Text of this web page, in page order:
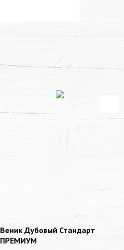
Веник Дубовый Стандарт
ПРЕМИУМ